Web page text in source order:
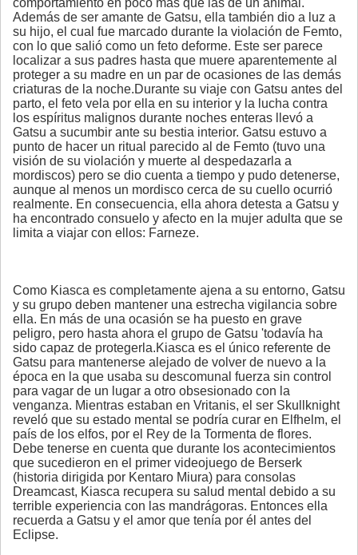
comportamiento en poco más que las de un animal.
Además de ser amante de Gatsu, ella también dio a luz a
su hijo, el cual fue marcado durante la violación de Femto,
con lo que salió como un feto deforme. Este ser parece
localizar a sus padres hasta que muere aparentemente al
proteger a su madre en un par de ocasiones de las demás
criaturas de la noche.Durante su viaje con Gatsu antes del
parto, el feto vela por ella en su interior y la lucha contra
los espíritus malignos durante noches enteras llevó a
Gatsu a sucumbir ante su bestia interior. Gatsu estuvo a
punto de hacer un ritual parecido al de Femto (tuvo una
visión de su violación y muerte al despedazarla a
mordiscos) pero se dio cuenta a tiempo y pudo detenerse,
aunque al menos un mordisco cerca de su cuello ocurrió
realmente. En consecuencia, ella ahora detesta a Gatsu y
ha encontrado consuelo y afecto en la mujer adulta que se
limita a viajar con ellos: Farneze.
Como Kiasca es completamente ajena a su entorno, Gatsu
y su grupo deben mantener una estrecha vigilancia sobre
ella. En más de una ocasión se ha puesto en grave
peligro, pero hasta ahora el grupo de Gatsu 'todavía ha
sido capaz de protegerla.Kiasca es el único referente de
Gatsu para mantenerse alejado de volver de nuevo a la
época en la que usaba su descomunal fuerza sin control
para vagar de un lugar a otro obsesionado con la
venganza. Mientras estaban en Vritanis, el ser Skullknight
reveló que su estado mental se podría curar en Elfhelm, el
país de los elfos, por el Rey de la Tormenta de flores.
Debe tenerse en cuenta que durante los acontecimientos
que sucedieron en el primer videojuego de Berserk
(historia dirigida por Kentaro Miura) para consolas
Dreamcast, Kiasca recupera su salud mental debido a su
terrible experiencia con las mandrágoras. Entonces ella
recuerda a Gatsu y el amor que tenía por él antes del
Eclipse.